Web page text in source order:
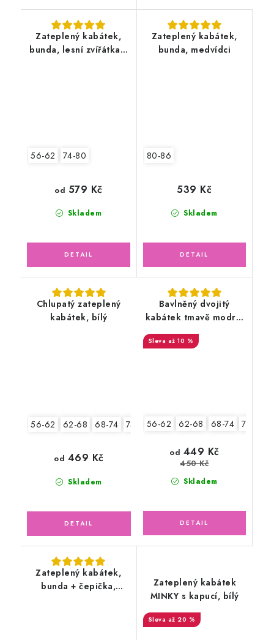
Zateplený kabátek,
bunda, lesní zvířátka s
56-62 74-80
Skladem
od 579 Kč
Zateplený kabátek,
bunda, medvídci
80-86
Skladem
539 Kč
Chlupatý zateplený
kabátek, bílý
56-62 62-68 68-74 74-80 80-86
Skladem
od 469 Kč
Bavlněný dvojitý
kabátek tmavě modrý,
Autíčko
až 10 %
56-62 62-68 68-74 74-80
Skladem
od 449 Kč
450 Kč
Zateplený kabátek,
bunda + čepička,
Zateplený kabátek
MINKY s kapucí, bílý
až 20 %